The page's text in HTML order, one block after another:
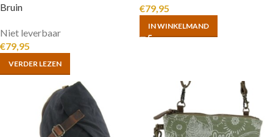
Bruin
Niet leverbaar
€79,95
VERDER LEZEN
€79,95
IN WINKELMAND